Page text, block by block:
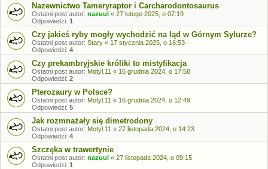
Nazewnictwo Tameryraptor i Carcharodontosaurus
Ostatni post autor: nazuul « 27 lutego 2025, o 07:19
Odpowiedzi: 1
Czy jakieś ryby mogły wychodzić na ląd w Górnym Sylurze?
Ostatni post autor: Stary « 17 stycznia 2025, o 16:53
Odpowiedzi: 4
Czy prekambryjskie króliki to mistyfikacja
Ostatni post autor: Motyl.11 « 16 grudnia 2024, o 17:58
Odpowiedzi: 2
Pterozaury w Polsce?
Ostatni post autor: Motyl.11 « 16 grudnia 2024, o 12:49
Odpowiedzi: 5
Jak rozmnażały się dimetrodony
Ostatni post autor: Motyl.11 « 27 listopada 2024, o 14:23
Odpowiedzi: 4
Szczęka w trawertynie
Ostatni post autor: nazuul « 27 listopada 2024, o 09:15
Odpowiedzi: 1